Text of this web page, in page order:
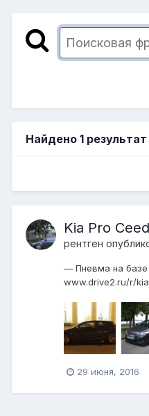
Найдено 1 результат
Kia Pro Ceed
рентген
— Пневма на базе
www.drive2.ru/r/
29 июня, 2016